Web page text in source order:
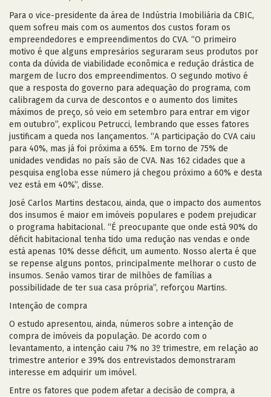
Para o vice-presidente da área de Indústria Imobiliária da CBIC,
quem sofreu mais com os aumentos dos custos foram os
empreendedores e empreendimentos do CVA. “O primeiro
motivo é que alguns empresários seguraram seus produtos por
conta da dúvida de viabilidade econômica e redução drástica de
margem de lucro dos empreendimentos. O segundo motivo é
que a resposta do governo para adequação do programa, com
calibragem da curva de descontos e o aumento dos limites
máximos de preço, só veio em setembro para entrar em vigor
em outubro”, explicou Petrucci, lembrando que esses fatores
justificam a queda nos lançamentos. “A participação do CVA caiu
para 40%, mas já foi próxima a 65%. Em torno de 75% de
unidades vendidas no país são de CVA. Nas 162 cidades que a
pesquisa engloba esse número já chegou próximo a 60% e desta
vez está em 40%”, disse.
José Carlos Martins destacou, ainda, que o impacto dos aumentos
dos insumos é maior em imóveis populares e podem prejudicar
o programa habitacional. “É preocupante que onde está 90% do
déficit habitacional tenha tido uma redução nas vendas e onde
está apenas 10% desse déficit, um aumento. Nosso alerta é que
se repense alguns pontos, principalmente melhorar o custo de
insumos. Senão vamos tirar de milhões de famílias a
possibilidade de ter sua casa própria”, reforçou Martins.
Intenção de compra
O estudo apresentou, ainda, números sobre a intenção de
compra de imóveis da população. De acordo com o
levantamento, a intenção caiu 7% no 3º trimestre, em relação ao
trimestre anterior e 39% dos entrevistados demonstraram
interesse em adquirir um imóvel.
Entre os fatores que podem afetar a decisão de compra, a